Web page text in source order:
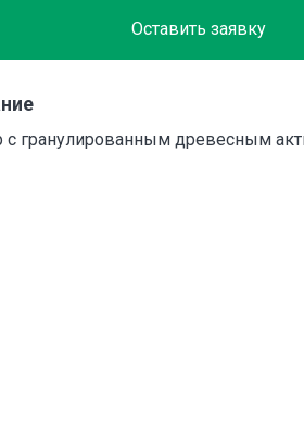
Оставить заявку
с гранулированным древесным